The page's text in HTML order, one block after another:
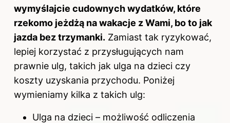
wymyślajcie cudownych wydatków, które
rzekomo jeżdżą na wakacje z Wami, bo to jak
jazda bez trzymanki. Zamiast tak ryzykować,
lepiej korzystać z przysługujących nam
prawnie ulg, takich jak ulga na dzieci czy
koszty uzyskania przychodu. Poniżej
wymieniamy kilka z takich ulg:
Ulga na dzieci – możliwość odliczenia